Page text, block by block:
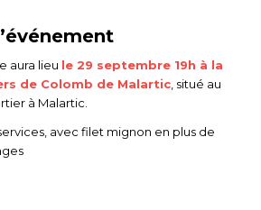
aura lieu le 29 septembre 19h à la
de Colomb de Malartic, situé au
à Malartic.
avec filet mignon en plus de